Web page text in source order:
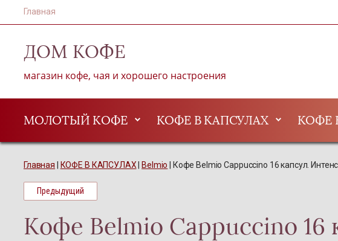
Главная
ДОМ KОФЕ
магазин кофе, чая и хорошего настроения
МОЛОТЫЙ КОФЕ КОФЕ В КАПСУЛАХ КОФЕ
Главная КОФЕ В КАПСУЛАХ Belmio Кофе Belmio Cappuccino 16 капсул.
Предыдущий
Кофе Belmio Cappuccino 16